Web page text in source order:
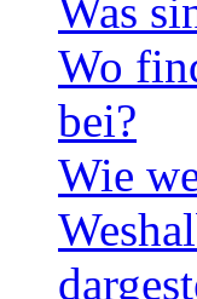
Was
Wo
bei?
Wie